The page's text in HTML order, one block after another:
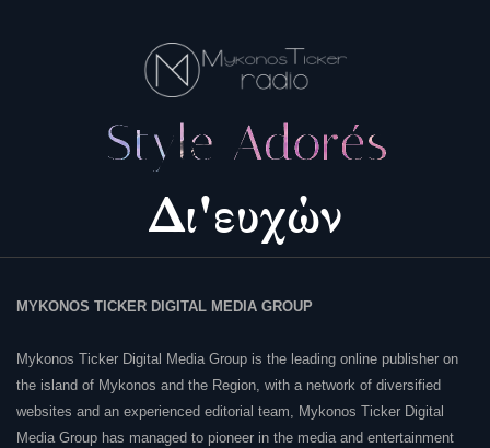
MYKONOS TICKER DIGITAL MEDIA GROUP
Mykonos Ticker Digital Media Group is the leading online publisher on
the island of Mykonos and the Region, with a network of diversified
websites and an experienced editorial team, Mykonos Ticker Digital
Media Group has managed to pioneer in the media and entertainment